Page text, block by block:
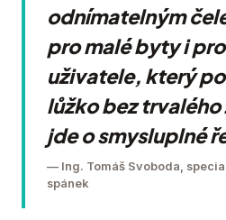
odnímatelným
pro malé byty i
uživatele, který
lůžko bez
jde o smysluplné
— Ing. Tomáš Svoboda,
spánek